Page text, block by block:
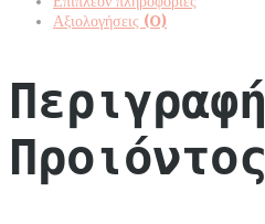
Αξιολογήσεις (0)
Περιγραφή
Προιόντος